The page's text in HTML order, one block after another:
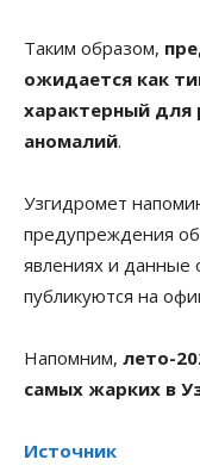
Таким образом,
ожидается как
характерный для
аномалий.
Узгидромет
предупреждения
явлениях и данные
публикуются на
Напомним, лето-
самых жарких в
Источник